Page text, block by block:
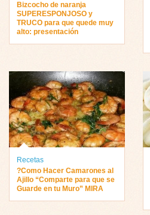
Bizcocho de naranja
SUPERESPONJOSO y
TRUCO para que quede muy
alto: presentación
Recetas
?Como Hacer Camarones al
Ajillo “Comparte para que se
Guarde en tu Muro” MIRA